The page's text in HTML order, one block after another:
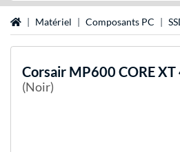
Page d'accueil
Matériel Composants PC
Corsair MP600 CORE XT
(Noir)